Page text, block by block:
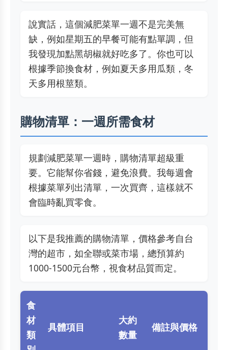
說實話，這個減肥菜單一週不是完美無
缺，例如星期五的早餐可能有點單調，但
我發現加點黑胡椒就好吃多了。你也可以
根據季節換食材，例如夏天多用瓜類，冬
天多用根莖類。
購物清單：一週所需食材
規劃減肥菜單一週時，購物清單超級重
要。它能幫你省錢，避免浪費。我每週會
根據菜單列出清單，一次買齊，這樣就不
會臨時亂買零食。
以下是我推薦的購物清單，價格參考自台
灣的超市，如全聯或菜市場，總預算約
1000-1500元台幣，視食材品質而定。
食
材
類
具體項目
大約
數量
備註與價格